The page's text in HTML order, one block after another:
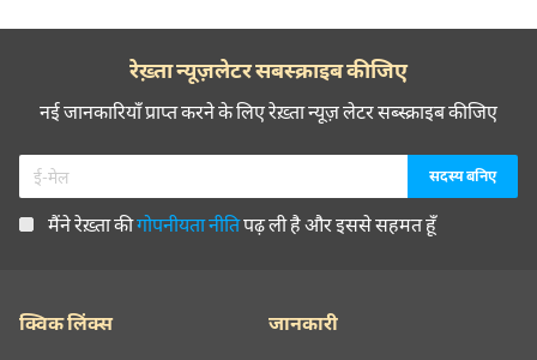
रेख़्ता न्यूज़लेटर सबस्क्राइब कीजिए
नई जानकारियाँ प्राप्त करने के लिए रेख़्ता न्यूज़ लेटर सब्स्क्राइब कीजिए
मैंने रेख़्ता कीगोपनीयता नीतिपढ़ ली है और इससे सहमत हूँ
क्विक लिंक्स जानकारी